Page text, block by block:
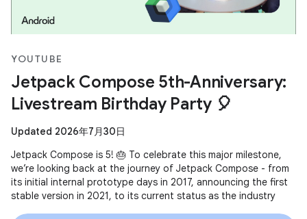
YOUTUBE
Jetpack Compose 5th-Anniversary:
Livestream Birthday Party 🎈
Updated 2026年7月30日
Jetpack Compose is 5! 🎂 To celebrate this major milestone,
we’re looking back at the journey of Jetpack Compose - from
its initial internal prototype days in 2017, announcing the first
stable version in 2021, to its current status as the industry